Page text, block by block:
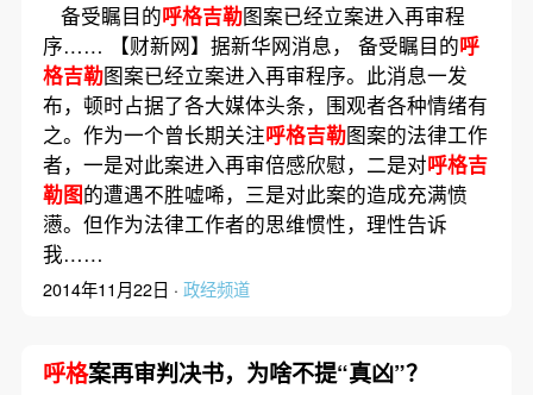
备受瞩目的呼格吉勒图案已经立案进入再审程
序…… 【财新网】据新华网消息， 备受瞩目的呼
格吉勒图案已经立案进入再审程序。此消息一发
布，顿时占据了各大媒体头条，围观者各种情绪有
之。作为一个曾长期关注呼格吉勒图案的法律工作
者，一是对此案进入再审倍感欣慰，二是对呼格吉
勒图的遭遇不胜嘘唏，三是对此案的造成充满愤
懑。但作为法律工作者的思维惯性，理性告诉
我……
2014年11月22日 · 政经频道
呼格案再审判决书，为啥不提“真凶”？